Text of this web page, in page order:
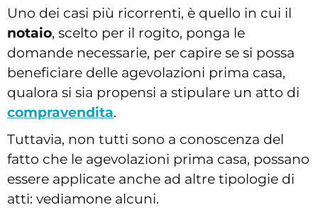
Uno dei casi più ricorrenti, è quello in cui il
notaio, scelto per il rogito, ponga le
domande necessarie, per capire se si possa
beneficiare delle agevolazioni prima casa,
qualora si sia propensi a stipulare un atto di
compravendita.
Tuttavia, non tutti sono a conoscenza del
fatto che le agevolazioni prima casa, possano
essere applicate anche ad altre tipologie di
atti: vediamone alcuni.